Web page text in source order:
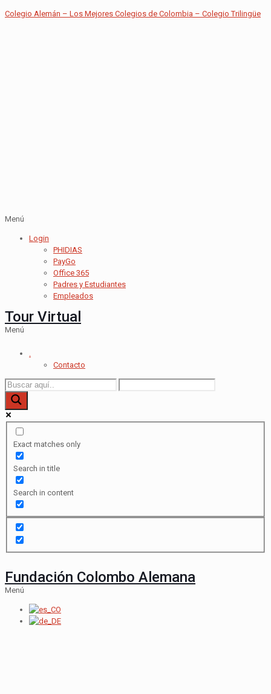
Colegio Alemán – Los Mejores Colegios de Colombia – Colegio Trilingüe
Menú
Login
PHIDIAS
PayGo
Office 365
Padres y Estudiantes
Empleados
Tour Virtual
Menú
.
Contacto
Exact matches only
Search in title
Search in content
Fundación Colombo Alemana
Menú